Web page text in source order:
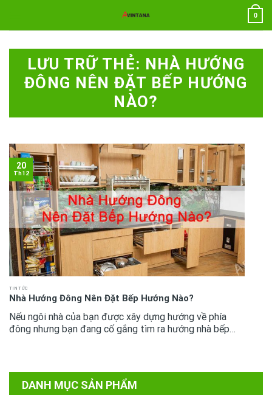
nội
0
LƯU TRỮ THẺ: NHÀ HƯỚNG
ĐÔNG NÊN ĐẶT BẾP HƯỚNG
NÀO?
TIN TỨC
Nhà Hướng Đông Nên Đặt Bếp Hướng Nào?
Nếu ngôi nhà của bạn được xây dựng hướng về phía
đông nhưng bạn đang cố gắng tìm ra hướng nhà bếp
20
Th12
DANH MỤC SẢN PHẨM